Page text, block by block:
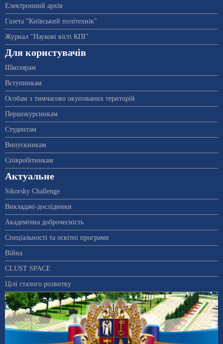
Електронний архів
Газета "Київський політехнік"
Журнал "Наукові вісті КПІ"
Для користувачів
Школярам
Вступникам
Особам з тимчасово окупованих територій
Першокурсникам
Студентам
Випускникам
Співробітникам
Актуальне
Sikorsky Challenge
Викладачі-дослідники
Академічна доброчесність
Спеціальності та освітні програми
Війна
CLUST SPACE
Цілі сталого розвитку